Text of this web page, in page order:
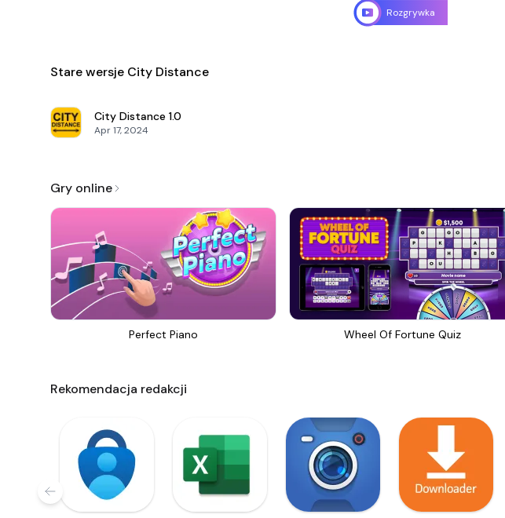
Rozgrywka
Stare wersje City Distance
City Distance 1.0
Apr 17, 2024
Gry online
Perfect Piano Wheel Of Fortune Quiz
Rekomendacja redakcji